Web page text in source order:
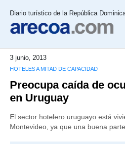
Diario turístico de la República
3 junio, 2013
HOTELES A MITAD DE CAPACIDAD
Preocupa caída de
en Uruguay
El sector hotelero uruguayo está
Montevideo, ya que una buena